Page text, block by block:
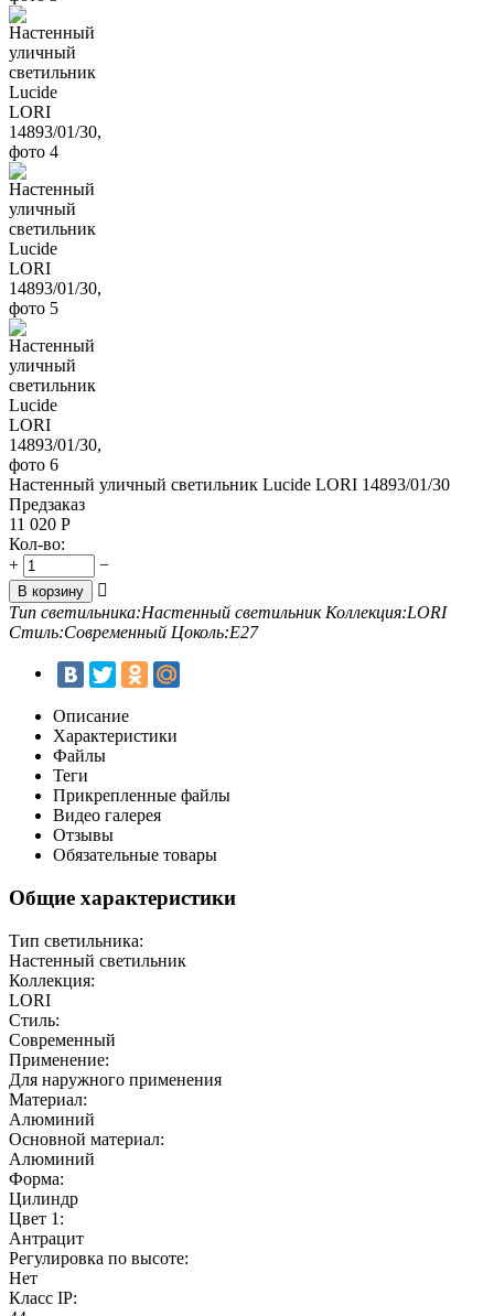
Настенный уличный светильник Lucide LORI 14893/01/30
Предзаказ
11 020 Р
Кол-во:
+
−
В корзину

Тип светильника:Настенный светильник Коллекция:LORI
Стиль:Современный Цоколь:E27
Описание
Характеристики
Файлы
Теги
Прикрепленные файлы
Видео галерея
Отзывы
Обязательные товары
Общие характеристики
Тип светильника:
Настенный светильник
Коллекция:
LORI
Стиль:
Современный
Применение:
Для наружного применения
Материал:
Алюминий
Основной материал:
Алюминий
Форма:
Цилиндр
Цвет 1:
Антрацит
Регулировка по высоте:
Нет
Класс IP: